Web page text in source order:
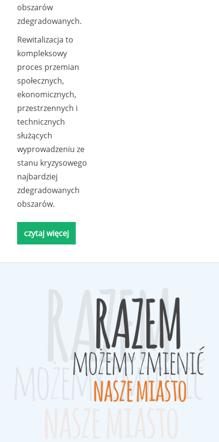
obszarów
zdegradowanych.
Rewitalizacja to
kompleksowy
proces przemian
społecznych,
ekonomicznych,
przestrzennych i
technicznych
służących
wyprowadzeniu ze
stanu kryzysowego
najbardziej
zdegradowanych
obszarów.
czytaj więcej